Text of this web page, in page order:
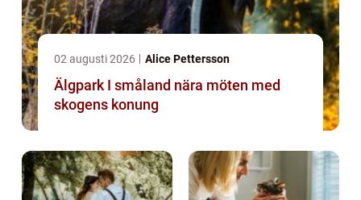
02 augusti 2026 Alice Pettersson
Älgpark I småland nära möten med
skogens konung